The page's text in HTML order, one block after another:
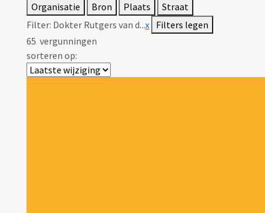
Organisatie
Bron Plaats
Straat
Filter: Dokter Rutgers van d...x Filters legen
65 vergunningen
sorteren op: